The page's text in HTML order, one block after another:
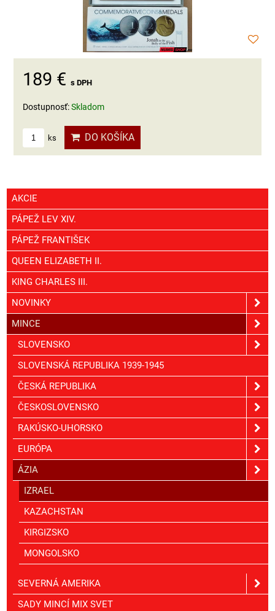
189 € s DPH
Dostupnosť:Skladom
ks DO KOŠÍKA
AKCIE
PÁPEŽ LEV XIV.
PÁPEŽ FRANTIŠEK
QUEEN ELIZABETH II.
KING CHARLES III.
NOVINKY
MINCE
SLOVENSKO
SLOVENSKÁ REPUBLIKA 1939-1945
ČESKÁ REPUBLIKA
ČESKOSLOVENSKO
RAKÚSKO-UHORSKO
EURÓPA
ÁZIA
IZRAEL
KAZACHSTAN
KIRGIZSKO
MONGOLSKO
SEVERNÁ AMERIKA
SADY MINCÍ MIX SVET